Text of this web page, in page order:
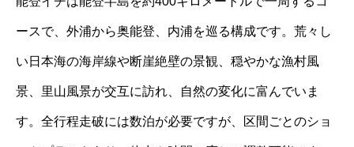
ースで、外浦から奥能登、内浦を巡る構成です。荒々し
い日本海の海岸線や断崖絶壁の景観、穏やかな漁村風
景、里山風景が交互に訪れ、自然の変化に富んでいま
す。全行程走破には数泊が必要ですが、区間ごとのショ